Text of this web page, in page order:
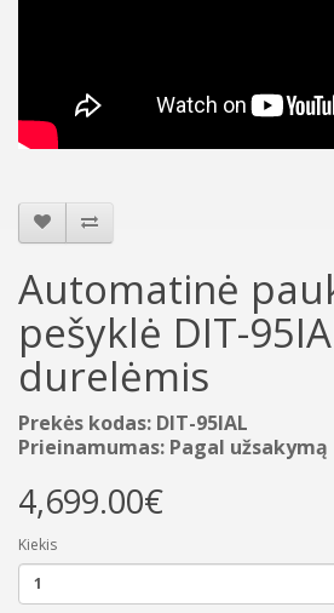
Automatinė
pešyklė DIT-
durelėmis
Prekės kodas: DIT-95IAL
Prieinamumas: Pagal užsakymą
4,699.00€
Kiekis